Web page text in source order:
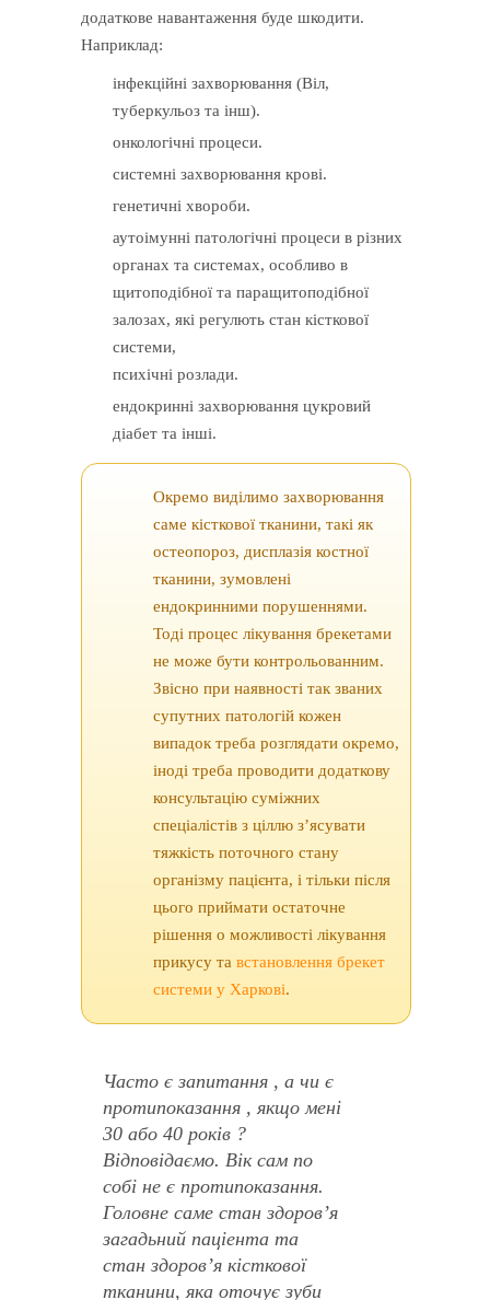
додаткове навантаження буде шкодити.
Наприклад:
інфекційні захворювання (Віл,
туберкульоз та інш).
онкологічні процеси.
системні захворювання крові.
генетичні хвороби.
аутоімунні патологічні процеси в різних
органах та системах, особливо в
щитоподібної та паращитоподібної
залозах, які регулють стан кісткової
системи,
психічні розлади.
ендокринні захворювання цукровий
діабет та інші.
Окремо виділимо захворювання
саме кісткової тканини, такі як
остеопороз, дисплазія костної
тканини, зумовлені
ендокринними порушеннями.
Тоді процес лікування брекетами
не може бути контрольованним.
Звісно при наявності так званих
супутних патологій кожен
випадок треба розглядати окремо,
іноді треба проводити додаткову
консультацію суміжних
спеціалістів з ціллю з’ясувати
тяжкість поточного стану
організму пацієнта, і тільки після
цього приймати остаточне
рішення о можливості лікування
прикусу та встановлення брекет
системи у Харкові.
Часто є запитання , а чи є
протипоказання , якщо мені
30 або 40 років ?
Відповідаємо. Вік сам по
собі не є протипоказання.
Головне саме стан здоров’я
загадьний паціента та
стан здоров’я кісткової
тканини, яка оточує зуби